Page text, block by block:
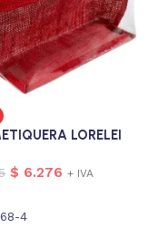
LORELEI
$ 6.276 + IVA
4